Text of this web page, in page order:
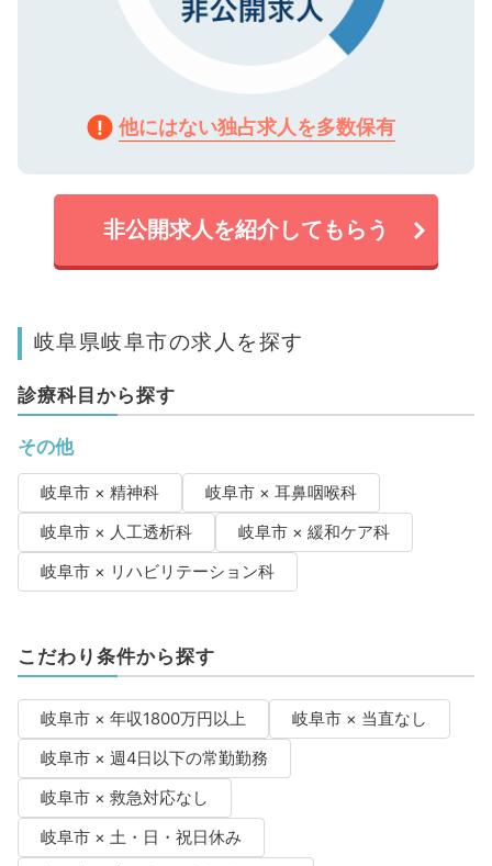
他にはない独占求人を多数保有
非公開求人を紹介してもらう
岐阜県岐阜市の求人を探す
診療科目から探す
その他
岐阜市 × 精神科
岐阜市 × 耳鼻咽喉科
岐阜市 × 人工透析科
岐阜市 × 緩和ケア科
岐阜市 × リハビリテーション科
こだわり条件から探す
岐阜市 × 年収1800万円以上
岐阜市 × 当直なし
岐阜市 × 週4日以下の常勤勤務
岐阜市 × 救急対応なし
岐阜市 × 土・日・祝日休み